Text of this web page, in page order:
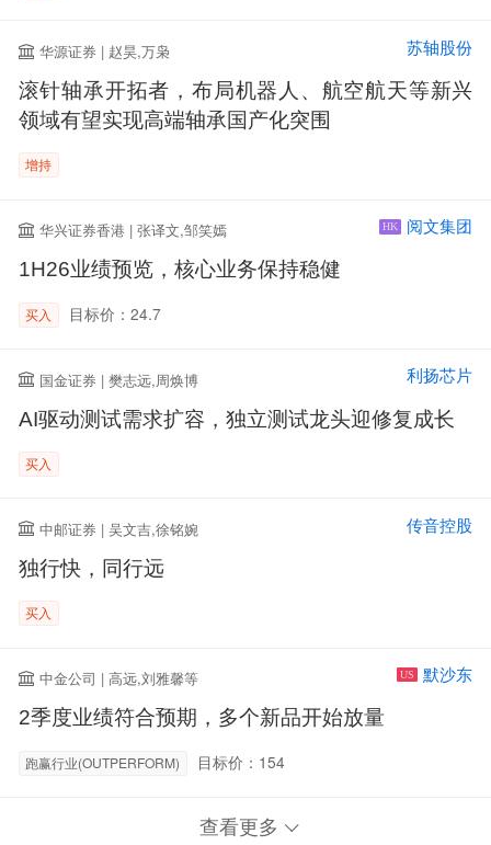
华源证券 | 赵昊,万枭 苏轴股份
滚针轴承开拓者，布局机器人、航空航天等新兴
领域有望实现高端轴承国产化突围
增持
华兴证券香港 | 张译文,邹笑嫣 HK 阅文集团
1H26业绩预览，核心业务保持稳健
买入 目标价：24.7
国金证券 | 樊志远,周焕博 利扬芯片
AI驱动测试需求扩容，独立测试龙头迎修复成长
买入
中邮证券 | 吴文吉,徐铭婉 传音控股
独行快，同行远
买入
中金公司 | 高远,刘雅馨等 US 默沙东
2季度业绩符合预期，多个新品开始放量
跑赢行业(OUTPERFORM) 目标价：154
查看更多